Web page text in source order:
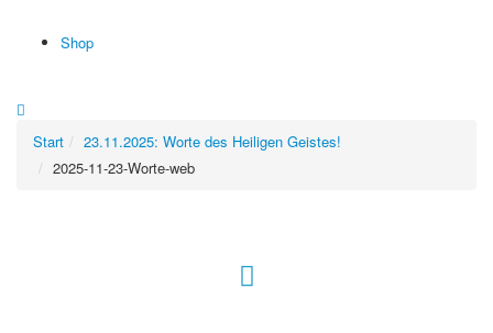
Shop
Start
23.11.2025: Worte des Heiligen Geistes!
2025-11-23-Worte-web